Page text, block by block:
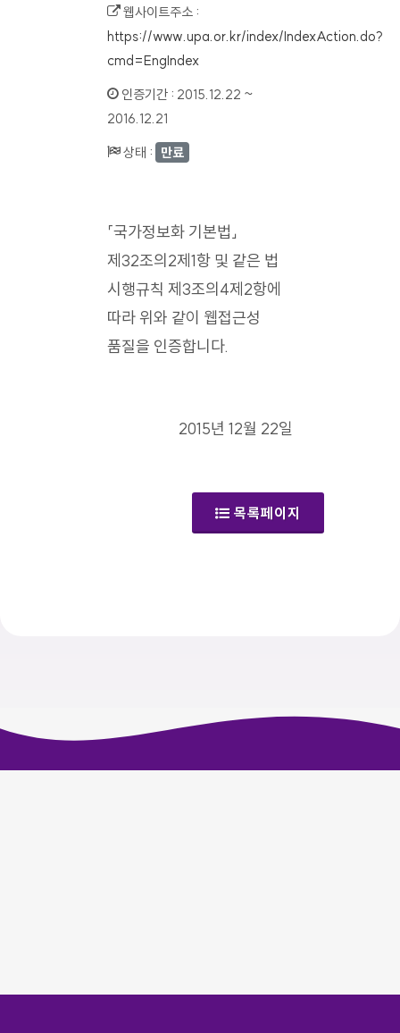
웹사이트주소 :
https://www.upa.or.kr/index/IndexAction.do?
cmd=EngIndex
인증기간 : 2015.12.22 ~
2016.12.21
상태 : 만료
「국가정보화 기본법」
제32조의2제1항 및 같은 법
시행규칙 제3조의4제2항에
따라 위와 같이 웹접근성
품질을 인증합니다.
2015년 12월 22일
목록페이지